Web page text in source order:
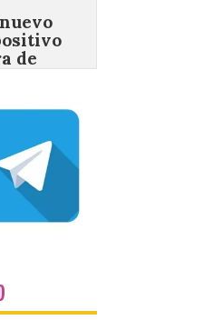
de
el
Cultural
el 10 de
la muestra
Pensar
formada
las figuras